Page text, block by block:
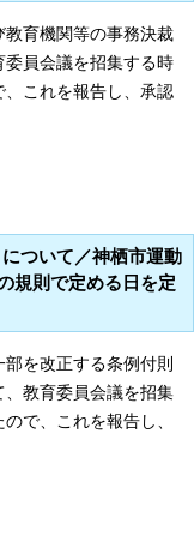
育機関等の事務決裁
員会議を招集する時
これを報告し、承認
ついて／神栖市運動
規則で定める日を定
を改正する条例付則
教育委員会議を招集
で、これを報告し、